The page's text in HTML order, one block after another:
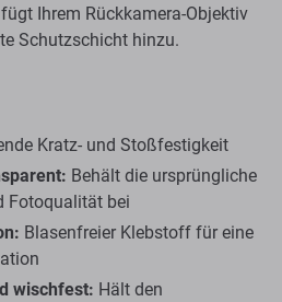
Ihrem Rückkamera-Objektiv
Schutzschicht hinzu.
Kratz- und Stoßfestigkeit
Behält die ursprüngliche
Fotoqualität bei
Blasenfreier Klebstoff für eine
wischfest: Hält den